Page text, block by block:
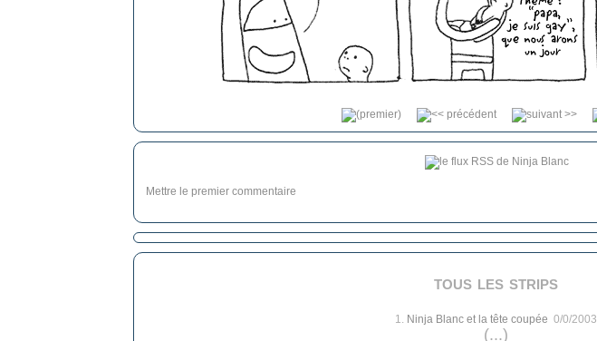
Mettre le premier commentaire
tous les strips
1. Ninja Blanc et la tête coupée 0/0/2003
(...)